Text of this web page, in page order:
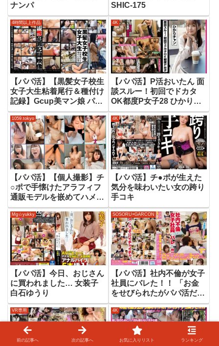
ナンパ
SHIC-175
4時間以上作品
【パパ活】【黒髪女子校生
女子大生粘着尾行＆種付け
記録】Gcup美マン娘 パパ
活 勃起乳首のパイパン ス
トーキング 睡眠姦 非道中
出しSEX映像
4K
【パパ活】P活おいたん 面
談スルー！初回でドカタ
OK都度P女子28 ひかりチ
ャン
1059.tokyo
【パパ活】【個人撮影】チ
○ポで手懐けたアラフィフ
通販モデルを嵌めてハメ撮
り陰毛が束になるほどの大
量マン汁でイキまくる発情
が止まらない極上熟女
4K
【パパ活】チ●ポが生えた
気分を味わいたい女の跨り
手コキ
Mg☆yukky
【パパ活】今日、おじさん
に買われました… 女装子
白石ゆうり
SOSORU×GARCON
【パパ活】社内不倫が女子
社員にバレた！！ 「お金
をせびられたがパパ活だ！
お金払ってんだから不倫じ
ゃないぞ」と言い張る俺に
「じゃあ私の方がサービス
するからパパ活相手を乗り
換えて」と、濃厚キスでア
VR専用 4K
前の記事へ 次の記事へ お気に入りリスト ランキング